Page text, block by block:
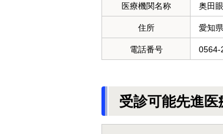
医療機関名称 奥田
住所 愛知
電話番号 0564-
受診可能先進医